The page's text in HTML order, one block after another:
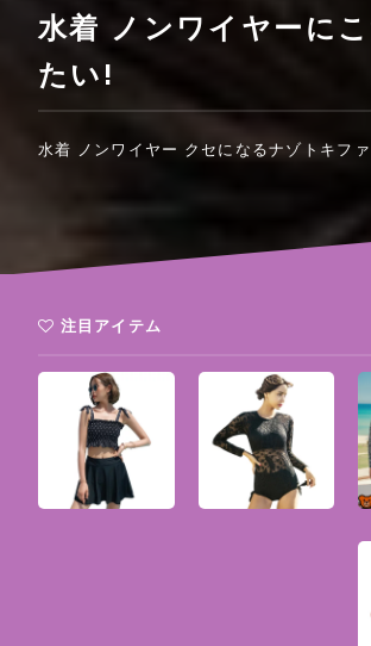
水着 ノンワイヤーに
たい!
水着 ノンワイヤー クセになるナゾトキフ
注目アイテム